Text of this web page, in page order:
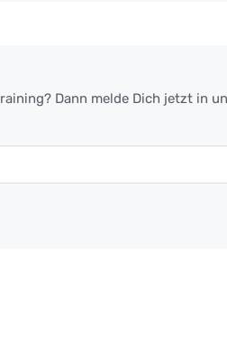
Dann melde Dich jetzt in